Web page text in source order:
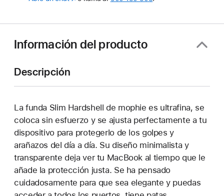
ventana
nueva)
Información del producto
Descripción
La funda Slim Hardshell de mophie es ultrafina, se
coloca sin esfuerzo y se ajusta perfectamente a tu
dispositivo para protegerlo de los golpes y
arañazos del día a día. Su diseño minimalista y
transparente deja ver tu MacBook al tiempo que le
añade la protección justa. Se ha pensado
cuidadosamente para que sea elegante y puedas